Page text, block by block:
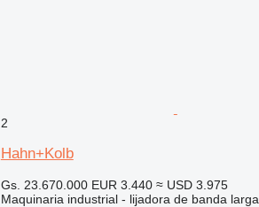
2
Hahn+Kolb
Gs. 23.670.000 EUR 3.440 ≈ USD 3.975
Maquinaria industrial - lijadora de banda larga